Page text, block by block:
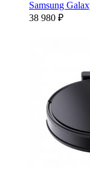
Samsung
38 980 ₽